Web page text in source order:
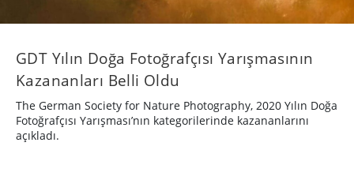
GDT Yılın Doğa Fotoğrafçısı Yarışmasının
Kazananları Belli Oldu
The German Society for Nature Photography, 2020 Yılın Doğa
Fotoğrafçısı Yarışması’nın kategorilerinde kazananlarını
açıkladı.